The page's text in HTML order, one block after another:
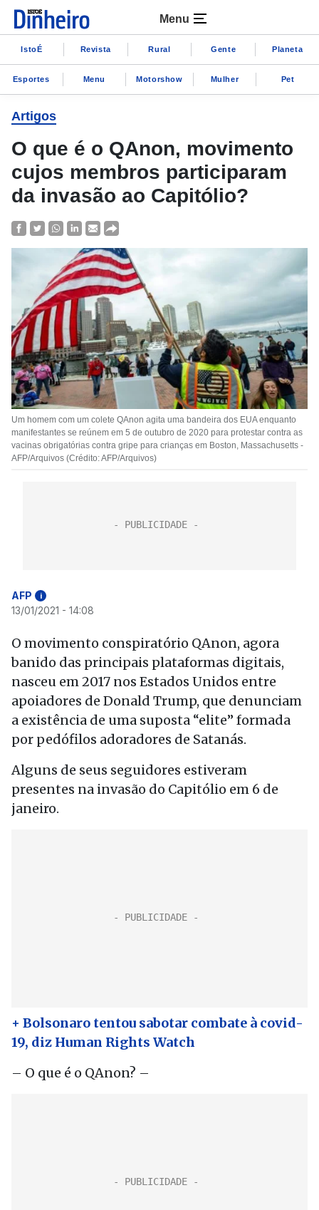
Menu
IstoÉ Revista Rural Gente Planeta
Esportes Menu Motorshow Mulher Pet
Artigos
O que é o QAnon, movimento
cujos membros participaram
da invasão ao Capitólio?
Um homem com um colete QAnon agita uma bandeira dos EUA enquanto
manifestantes se reúnem em 5 de outubro de 2020 para protestar contra as
vacinas obrigatórias contra gripe para crianças em Boston, Massachusetts -
AFP/Arquivos (Crédito: AFP/Arquivos)
AFP i
13/01/2021 - 14:08
O movimento conspiratório QAnon, agora
banido das principais plataformas digitais,
nasceu em 2017 nos Estados Unidos entre
apoiadores de Donald Trump, que denunciam
a existência de uma suposta “elite” formada
por pedófilos adoradores de Satanás.
Alguns de seus seguidores estiveram
presentes na invasão do Capitólio em 6 de
janeiro.
+ Bolsonaro tentou sabotar combate à covid-
19, diz Human Rights Watch
– O que é o QAnon? –